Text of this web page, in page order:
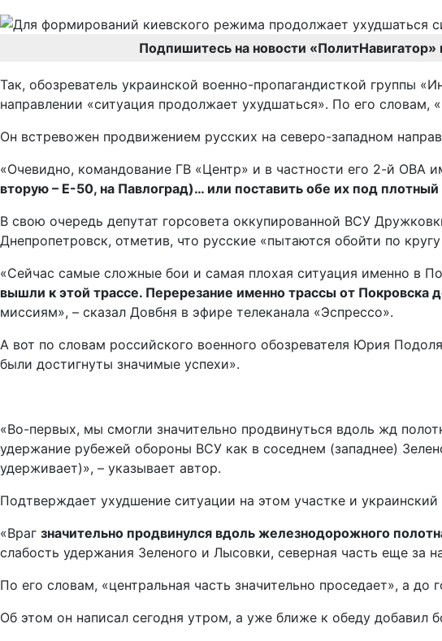
Подпишитесь на новости «ПолитНавигатор»
Так, обозреватель украинской военно-пропагандисткой группы
направлении «ситуация продолжает ухудшаться». По его словам,
Он встревожен продвижением русских на северо-западном
«Очевидно, командование ГВ «Центр» и в частности его 2-й ОВА
вторую – Е-50, на Павлоград)… или поставить обе их под плотный
В свою очередь депутат горсовета оккупированной ВСУ
Днепропетровск, отметив, что русские «пытаются обойти по
«Сейчас самые сложные бои и самая плохая ситуация именно в
вышли к этой трассе. Перерезание именно трассы от
миссиям», – сказал Довбня в эфире телеканала «Эспрессо».
А вот по словам российского военного обозревателя Юрия
были достигнуты значимые успехи».
«Во-первых, мы смогли значительно продвинуться вдоль жд
удержание рубежей обороны ВСУ как в соседнем (западнее)
удерживает)», – указывает автор.
Подтверждает ухудшение ситуации на этом участке и
«Враг значительно продвинулся вдоль железнодорожного
слабость удержания Зеленого и Лысовки, северная часть еще за
По его словам, «центральная часть значительно проседает», а
Об этом он написал сегодня утром, а уже ближе к обеду добавил